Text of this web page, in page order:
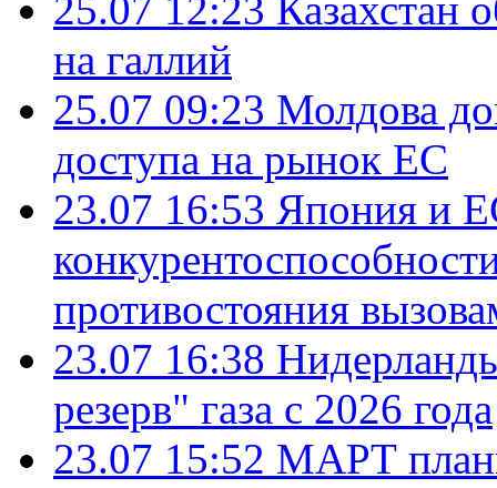
на галлий
25.07 09:23 Молдова
доступа на рынок ЕС
23.07 16:53 Япония и
противостояния
23.07 16:38
резерв" газа с 2026 года
23.07 15:52 МАРТ